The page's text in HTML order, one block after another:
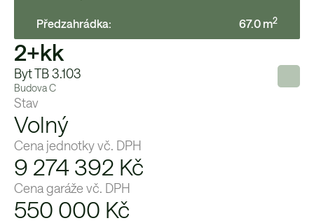
2+kk
Byt TB 3.103
BudovaC
Předzahrádka: 67.0 m2
Stav
Volný
Cena jednotky vč. DPH
9 274 392 Kč
Cena garáže vč. DPH
550 000 Kč